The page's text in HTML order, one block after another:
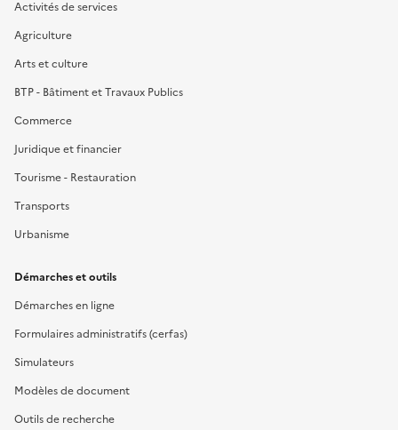
Activités de services
Agriculture
Arts et culture
BTP - Bâtiment et Travaux Publics
Commerce
Juridique et financier
Tourisme - Restauration
Transports
Urbanisme
Démarches et outils
Démarches en ligne
Formulaires administratifs (cerfas)
Simulateurs
Modèles de document
Outils de recherche